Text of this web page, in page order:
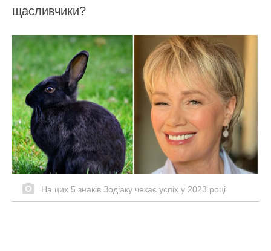
щасливчики?
На цих 5 знаків Зодіаку чекає успіх у 2023 році